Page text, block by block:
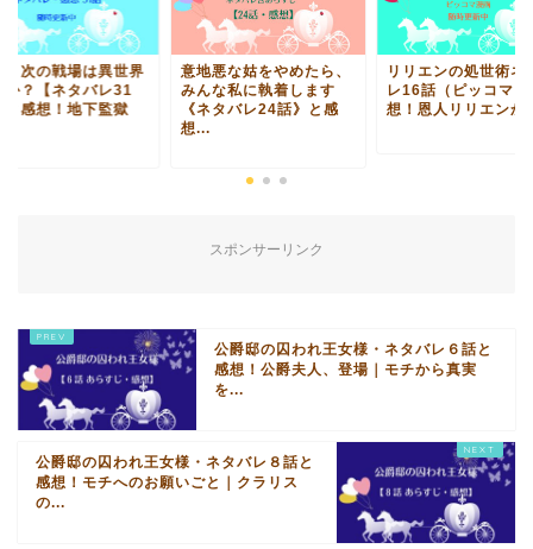
！次の戦場は異世界
か？【ネタバレ31
と感想！地下監獄
意地悪な姑をやめたら、
みんな私に執着します
《ネタバレ24話》と感
想...
リリエンの処世術ネ
レ16話（ピッコマ）
想！恩人リリエンか
スポンサーリンク
公爵邸の囚われ王女様・ネタバレ６話と
感想！公爵夫人、登場｜モチから真実
を...
公爵邸の囚われ王女様・ネタバレ８話と
感想！モチへのお願いごと｜クラリス
の...